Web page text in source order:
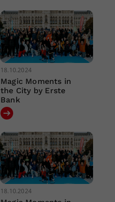
18.10.2024
Magic Moments in
the City by Erste
Bank
18.10.2024